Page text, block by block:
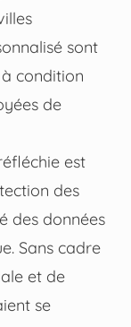
sont
condition
de
est
des
des données
Sans cadre
et de
se